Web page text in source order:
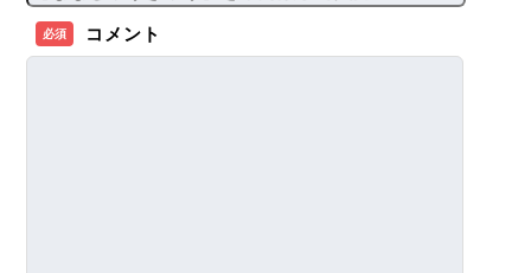
必須 コメント